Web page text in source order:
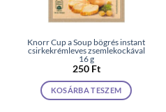
Knorr Cup a Soup bögrés instant
csirkekrémleves zsemlekockával
16 g
250 Ft
KOSÁRBA TESZEM